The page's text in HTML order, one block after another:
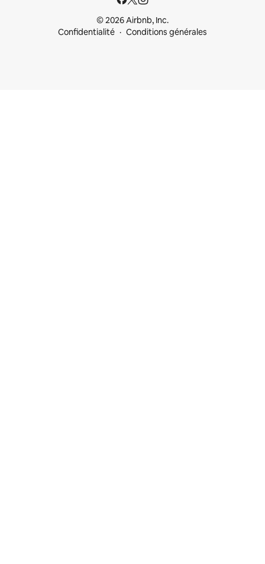
© 2026 Airbnb, Inc.
Confidentialité
Conditions générales